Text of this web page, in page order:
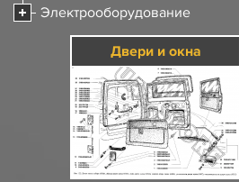
Электрооборудование
Двери и окна